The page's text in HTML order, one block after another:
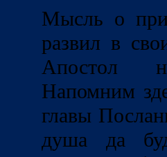
Мысль о
развил в
Апостол
Напомним
главы
душа да